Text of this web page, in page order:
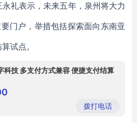
礼表示，未来五年，泉州将大力
门户，举措包括探索面向东南亚
试点。
科技 多支付方式兼容 便捷支付结算
拨打电话